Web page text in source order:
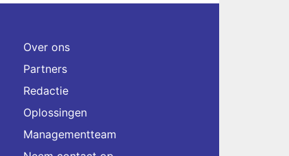
Over ons
Partners
Redactie
Oplossingen
Managementteam